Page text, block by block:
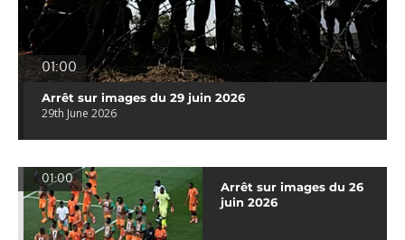
01:00
Arrêt sur images du 29 juin 2026
29th June 2026
01:00
Arrêt sur images du 26
juin 2026